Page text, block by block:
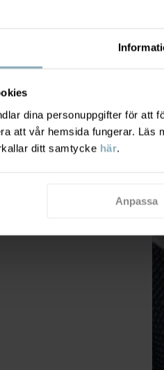
dina personuppgifter för att
att vår hemsida fungerar. Läs
ditt samtycke här.
Anpassa